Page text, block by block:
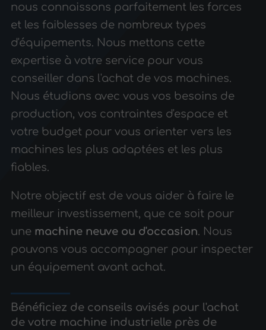
nous connaissons parfaitement les forces
et les faiblesses de nombreux types
d'équipements. Nous mettons cette
expertise à votre service pour vous
conseiller dans l'achat de vos machines.
Nous étudions avec vous vos besoins de
production, vos contraintes d'espace et
votre budget pour vous orienter vers les
machines les plus adaptées et les plus
fiables.
Notre objectif est de vous aider à faire le
meilleur investissement, que ce soit pour
une machine neuve ou d'occasion. Nous
pouvons vous accompagner pour inspecter
un équipement avant achat.
Bénéficiez de conseils avisés pour l'achat
de votre machine industrielle près de